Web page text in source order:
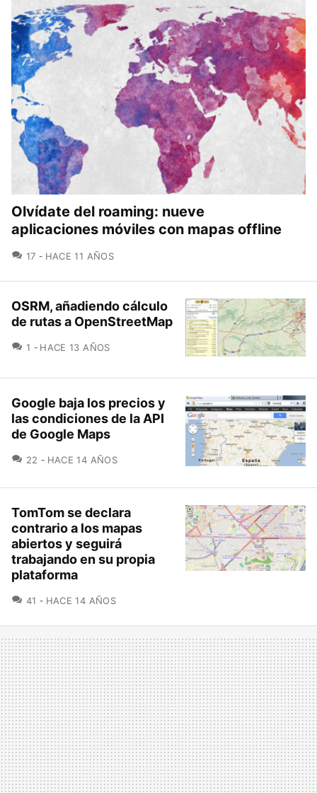
Olvídate del roaming: nueve
aplicaciones móviles con mapas offline
17 COMENTARIOS
HACE 11 AÑOS
OSRM, añadiendo cálculo
de rutas a OpenStreetMap
1 COMENTARIOS
HACE 13 AÑOS
Google baja los precios y
las condiciones de la API
de Google Maps
22 COMENTARIOS
HACE 14 AÑOS
TomTom se declara
contrario a los mapas
abiertos y seguirá
trabajando en su propia
plataforma
41 COMENTARIOS
HACE 14 AÑOS